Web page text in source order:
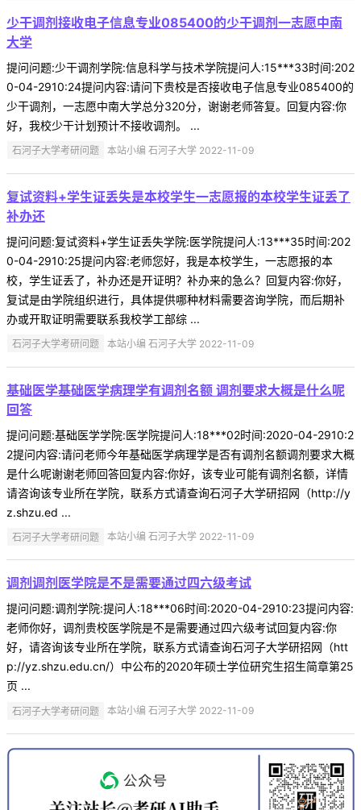
少干调剂接收电子信息专业085400的少干调剂一志愿中南
大学
提问问题:少干调剂学院:信息科学与技术学院提问人:15***33时间:202
0-04-2910:24提问内容:请问下贵校是否接收电子信息专业085400的
少干调剂，一志愿中南大学总分320分，谢谢老师答复。回复内容:你
好，我校少干计划预计不接收调剂。 ...
石河子大学考研问题 本站小编 石河子大学 2022-11-09
复试资料+学生证丢失是本校学生一志愿报的本校学生证丢了
补办还
提问问题:复试资料+学生证丢失学院:医学院提问人:13***35时间:202
0-04-2910:25提问内容:老师您好，我是本校学生，一志愿报的本
校，学生证丢了，补办还是开证明？补办来的急么？回复内容:你好，
复试是由学院组织进行，具体提供哪种材料需要咨询学院，而后期补
办或开取证明需要联系我校学工部综 ...
石河子大学考研问题 本站小编 石河子大学 2022-11-09
基础医学基础医学病理学有调剂名额 调剂要求大概是什么呢
回答
提问问题:基础医学学院:医学院提问人:18***02时间:2020-04-2910:2
2提问内容:请问老师今年基础医学病理学是否有调剂名额调剂要求大概
是什么呢谢谢老师回答回复内容:你好，该专业可能有调剂名额，详情
请咨询该专业所在学院，联系方式请查询石河子大学研招网（http://y
z.shzu.ed ...
石河子大学考研问题 本站小编 石河子大学 2022-11-09
调剂调剂医学院是不是需要通过四六级考试
提问问题:调剂学院:提问人:18***06时间:2020-04-2910:23提问内容:
老师你好，调剂贵校医学院是不是需要通过四六级考试回复内容:你
好，请咨询该专业所在学院，联系方式请查询石河子大学研招网（htt
p://yz.shzu.edu.cn/）中公布的2020年硕士学位研究生招生简章第25
页 ...
石河子大学考研问题 本站小编 石河子大学 2022-11-09